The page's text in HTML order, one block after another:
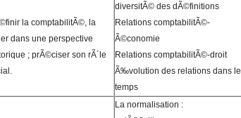
la comptabilitÃ©, la
dans une perspective
; prÃ©ciser son rÃ´le
diversitÃ© des dÃ©finitions
Relations comptabilitÃ©-
Ã©conomie
Relations comptabilitÃ©-droit
Ã‰volution des relations dans le
temps
La normalisation :